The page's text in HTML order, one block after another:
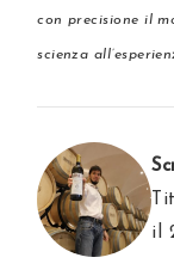
con precisione il
scienza
il